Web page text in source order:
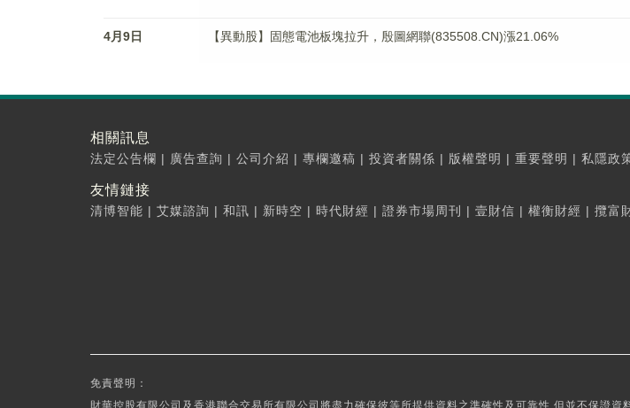
4月9日 【異動股】固態電池板塊拉升，殷圖網聯(835508.CN)漲21.06%
相關訊息
法定公告欄 | 廣告查詢 | 公司介紹 | 專欄邀稿 | 投資者關係 | 版權聲明 | 重要聲明 | 私隱政
友情鏈接
清博智能 | 艾媒諮詢 | 和訊 | 新時空 | 時代財經 | 證券市場周刊 | 壹財信 | 權衡財經 | 攬富
免責聲明：